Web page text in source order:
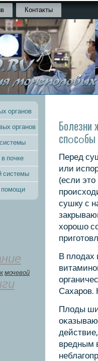
Контакты
органов
органов
в почке
системы
помощи
мочевой
Болезни
спοсοбы
Перед
или
(если
сушку с
хорοшо
В плодах
Сахарοв.
Плоды
вредным